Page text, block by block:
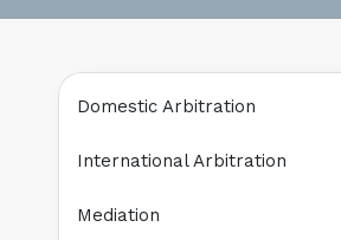
Domestic Arbitration
International Arbitration
Mediation